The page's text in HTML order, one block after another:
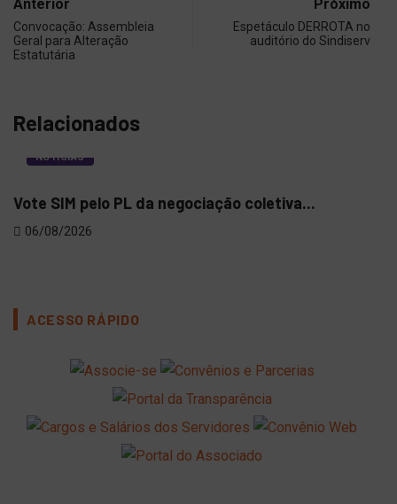
Anterior
Convocação: Assembleia
Geral para Alteração
Estatutária
Próximo
Espetáculo DERROTA no
auditório do Sindiserv
Relacionados
NOTÍCIAS
Vote SIM pelo PL da negociação coletiva...
06/08/2026
ACESSO RÁPIDO